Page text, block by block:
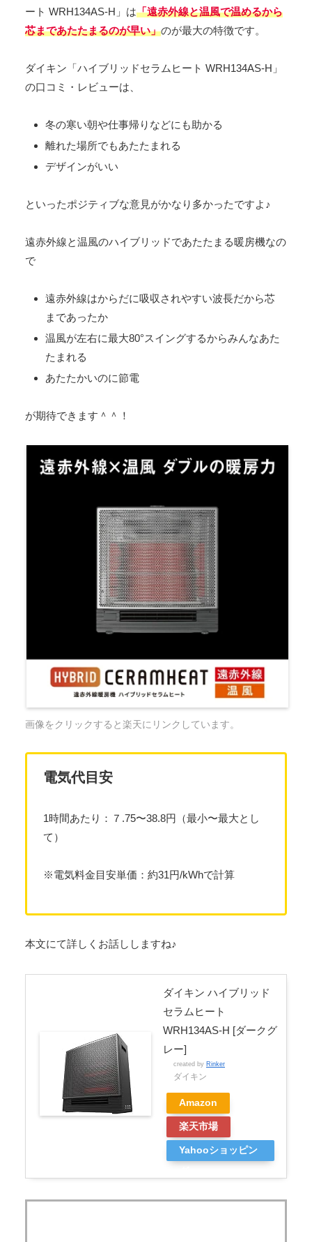
ート WRH134AS-H」は「遠赤外線と温風で温めるから
芯まであたたまるのが早い」のが最大の特徴です。
ダイキン「ハイブリッドセラムヒート WRH134AS-H」
の口コミ・レビューは、
冬の寒い朝や仕事帰りなどにも助かる
離れた場所でもあたたまれる
デザインがいい
といったポジティブな意見がかなり多かったですよ♪
遠赤外線と温風のハイブリッドであたたまる暖房機なの
で
遠赤外線はからだに吸収されやすい波長だから芯
まであったか
温風が左右に最大80°スイングするからみんなあた
たまれる
あたたかいのに節電
が期待できます＾＾！
画像をクリックすると楽天にリンクしています。
電気代目安
1時間あたり：７.75〜38.8円（最小〜最大とし
て）
※電気料金目安単価：約31円/kWhで計算
本文にて詳しくお話ししますね♪
ダイキン ハイブリッド
セラムヒート
WRH134AS-H [ダークグ
レー]
created by Rinker
ダイキン
Amazon
楽天市場
Yahooショッピン